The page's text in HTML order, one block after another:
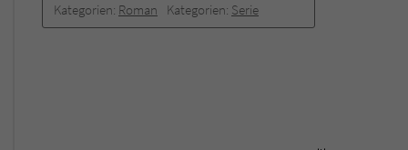
Kategorien: Roman Kategorien: Serie